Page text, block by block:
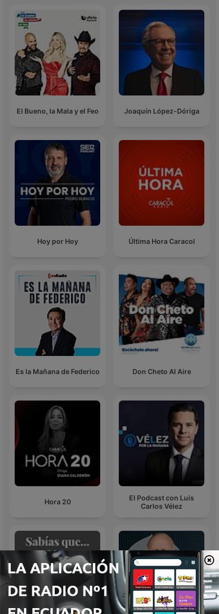
El Bueno, la Mala y el Feo Joaquín López-Dóriga
Hoy por Hoy Última Hora Caracol
Es la Mañana de Federico Don Cheto Al Aire
Hora 20
El Podcast con Luis
Carlos Vélez